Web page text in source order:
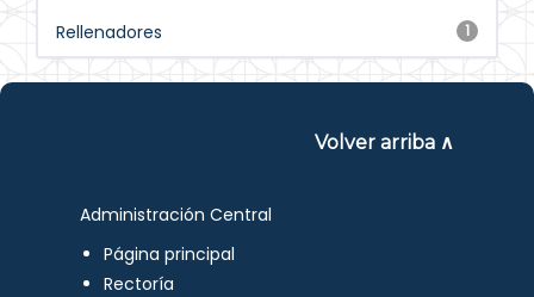
1
Rellenadores
Volver arriba ∧
Administración Central
Página principal
Rectoría